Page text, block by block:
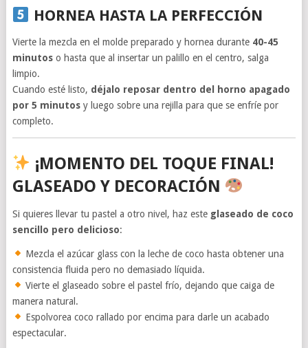
HORNEA HASTA LA PERFECCIÓN
Vierte la mezcla en el molde preparado y hornea durante 40-45
minutoso hasta que al insertar un palillo en el centro, salga
limpio.
Cuando esté listo, déjalo reposar dentro del horno apagado
por 5 minutosy luego sobre una rejilla para que se enfríe por
completo.
¡MOMENTO DEL TOQUE FINAL!
GLASEADO Y DECORACIÓN
Si quieres llevar tu pastel a otro nivel, haz este glaseado de coco
sencillo pero delicioso:
Mezcla el azúcar glass con la leche de coco hasta obtener una
consistencia fluida pero no demasiado líquida.
Vierte el glaseado sobre el pastel frío, dejando que caiga de
manera natural.
Espolvorea coco rallado por encima para darle un acabado
espectacular.